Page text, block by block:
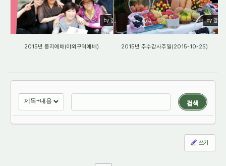
by 갈렙
2015년 둥지예배(야외구역예배)
by 갈렙
2015년 추수감사주일(2015-10-25)
검색
쓰기